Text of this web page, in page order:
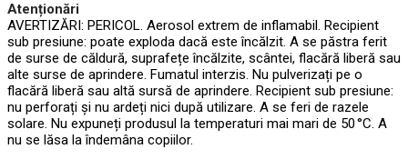
Atenționări
AVERTIZĂRI: PERICOL. Aerosol extrem de inflamabil. Recipient
sub presiune: poate exploda dacă este încălzit. A se păstra ferit
de surse de căldură, suprafețe încălzite, scântei, flacără liberă sau
alte surse de aprindere. Fumatul interzis. Nu pulverizați pe o
flacără liberă sau altă sursă de aprindere. Recipient sub presiune:
nu perforați și nu ardeți nici după utilizare. A se feri de razele
solare. Nu expuneți produsul la temperaturi mai mari de 50 °C. A
nu se lăsa la îndemâna copiilor.